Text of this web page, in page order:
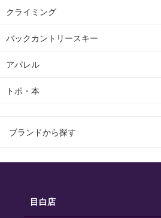
クライミング
バックカントリースキー
アパレル
トポ・本
ブランドから探す
目白店